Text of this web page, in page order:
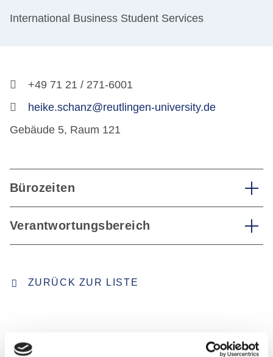
International Business Student Services
+49 71 21 / 271-6001
heike.schanz@reutlingen-university.de
Gebäude 5, Raum 121
Bürozeiten
Verantwortungsbereich
ZURÜCK ZUR LISTE